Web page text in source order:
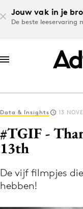
Jouw vak in je
De beste leeservaring
Log in
Volg het
Data & Insights 13
#TGIF -
13th
De vijf filmpjes
hebben!